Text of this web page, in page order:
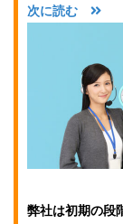
次に読む
弊社は初期の段